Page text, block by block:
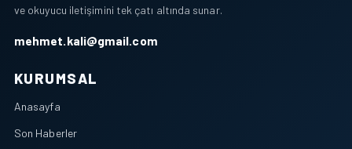
ve okuyucu iletişimini tek çatı altında sunar.
mehmet.kali@gmail.com
KURUMSAL
Anasayfa
Son Haberler